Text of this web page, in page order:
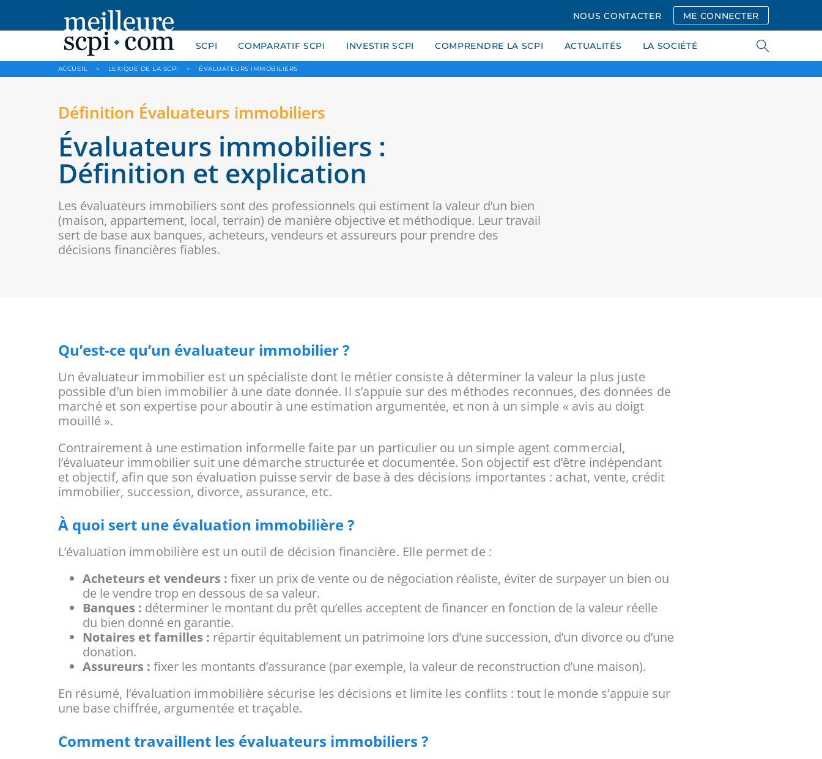
NOUS CONTACTER ME CONNECTER
SCPI COMPARATIF SCPI INVESTIR SCPI COMPRENDRE LA SCPI ACTUALITÉS LA SOCIÉTÉ
ACCUEIL > LEXIQUE DE LA SCPI > ÉVALUATEURS IMMOBILIERS
Définition Évaluateurs immobiliers
Évaluateurs immobiliers :
Définition et explication
Les évaluateurs immobiliers sont des professionnels qui estiment la valeur d’un bien
(maison, appartement, local, terrain) de manière objective et méthodique. Leur travail
sert de base aux banques, acheteurs, vendeurs et assureurs pour prendre des
décisions financières fiables.
Qu’est-ce qu’un évaluateur immobilier ?
Un évaluateur immobilier est un spécialiste dont le métier consiste à déterminer la valeur la plus juste
possible d’un bien immobilier à une date donnée. Il s’appuie sur des méthodes reconnues, des données de
marché et son expertise pour aboutir à une estimation argumentée, et non à un simple « avis au doigt
mouillé ».
Contrairement à une estimation informelle faite par un particulier ou un simple agent commercial,
l’évaluateur immobilier suit une démarche structurée et documentée. Son objectif est d’être indépendant
et objectif, afin que son évaluation puisse servir de base à des décisions importantes : achat, vente, crédit
immobilier, succession, divorce, assurance, etc.
À quoi sert une évaluation immobilière ?
L’évaluation immobilière est un outil de décision financière. Elle permet de :
Acheteurs et vendeurs : fixer un prix de vente ou de négociation réaliste, éviter de surpayer un bien ou
de le vendre trop en dessous de sa valeur.
Banques : déterminer le montant du prêt qu’elles acceptent de financer en fonction de la valeur réelle
du bien donné en garantie.
Notaires et familles : répartir équitablement un patrimoine lors d’une succession, d’un divorce ou d’une
donation.
Assureurs : fixer les montants d’assurance (par exemple, la valeur de reconstruction d’une maison).
En résumé, l’évaluation immobilière sécurise les décisions et limite les conflits : tout le monde s’appuie sur
une base chiffrée, argumentée et traçable.
Comment travaillent les évaluateurs immobiliers ?